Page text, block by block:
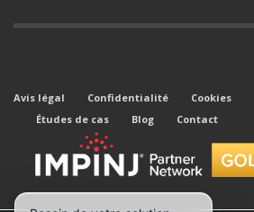
Avis légal Confidentialité Cookies
Études de cas
Blog Contact